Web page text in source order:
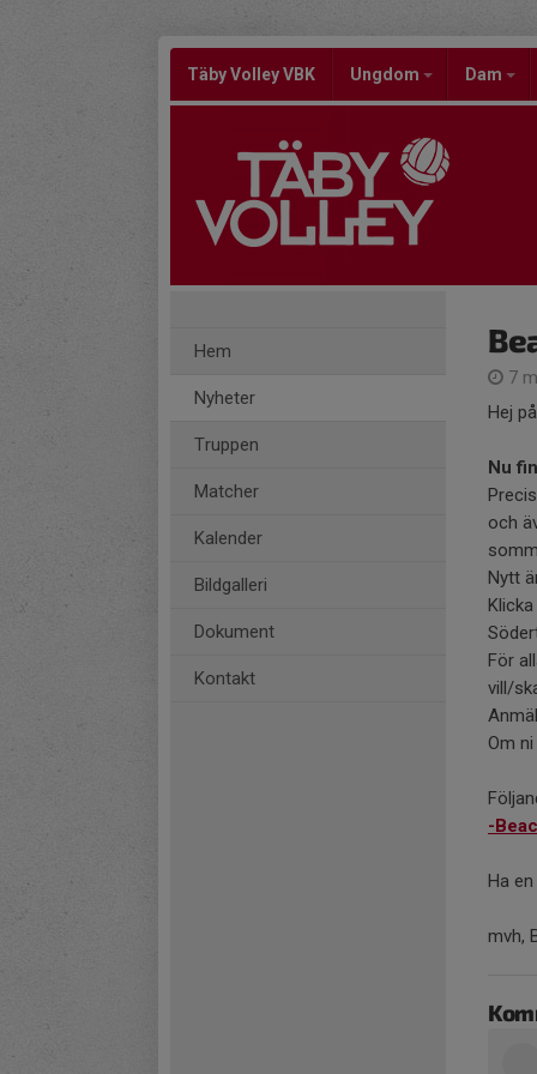
Täby Volley VBK Ungdom Dam
Hem
Nyheter
Truppen
Matcher
Kalender
Bildgalleri
Dokument
Kontakt
7
Hej
Nu
och
Nytt
För
vill/
Om
-
Ha
mvh,